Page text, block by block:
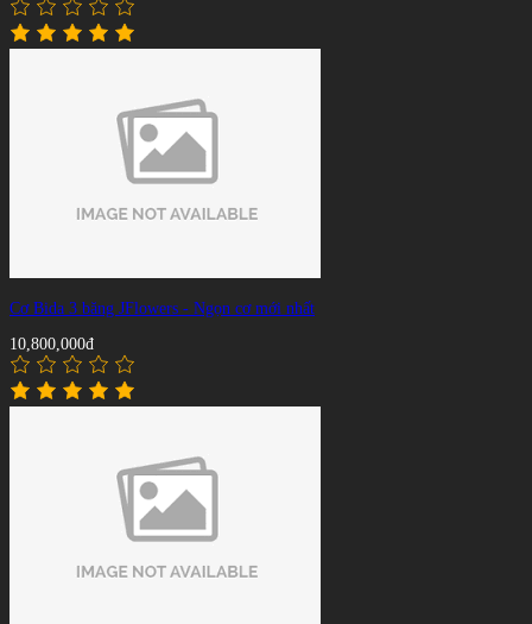
Cơ Bida 3 băng JFlowers - Ngọn cơ mới nhất
10,800,000đ